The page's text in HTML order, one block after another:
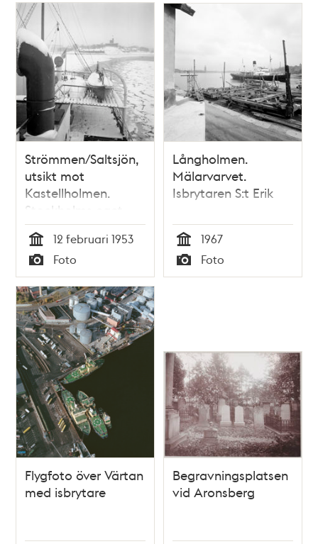
Strömmen/Saltsjön,
utsikt mot
Kastellholmen.
Stockholms eget
isbrytarfartyg
"Isbrytaren II",
aktern
Tid
12 februari 1953
Typ
Foto
Långholmen.
Mälarvarvet.
Isbrytaren S:t Erik
Tid
1967
Typ
Foto
Flygfoto över Värtan
med isbrytare
Begravningsplatsen
vid Aronsberg